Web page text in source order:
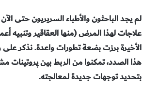
لم يجد الباحثون والأطباء السريريون حتى
علاجات لهذا المرض (منها العقاقير وتنبيه
الأخيرة برزت بضعة تطورات واعدة. نذكر
هذا الصدد، تمكنوا من الربط بين پروتينات
بتحديد توجهات جديدة لمعالجته.